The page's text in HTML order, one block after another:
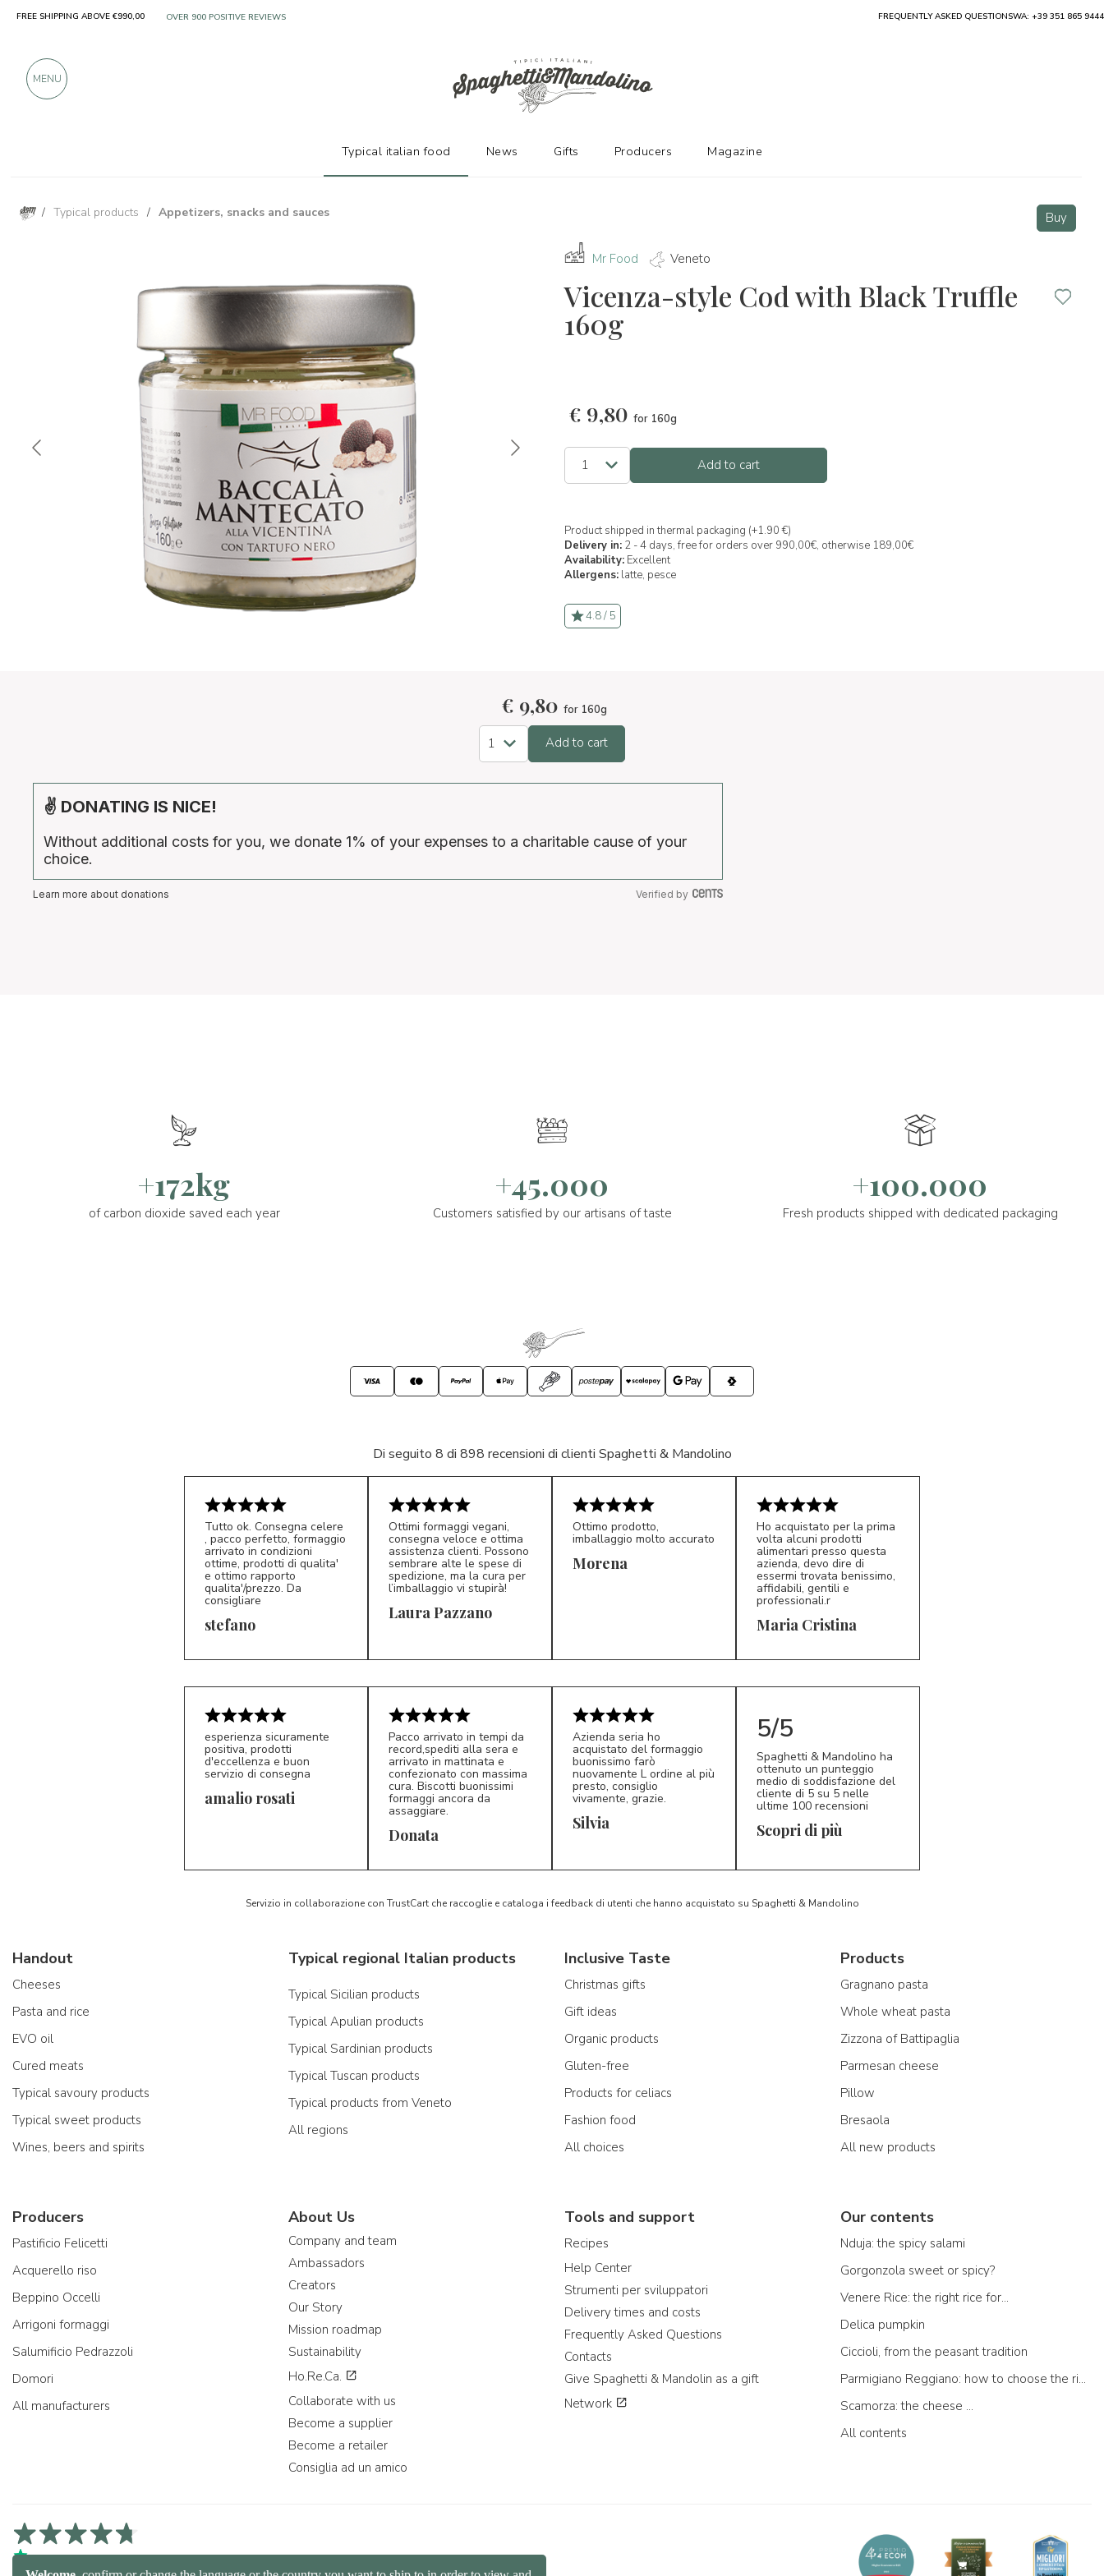
/ Typical products / Appetizers, snacks and sauces Buy
Mr Food Veneto
Vicenza-style Cod with Black Truffle
160g
€ 9,80 for 160g
Add to cart
Product shipped in thermal packaging (+1.90 €)
Delivery in: 2 - 4 days, free for orders over 990,00€, otherwise 189,00€
Availability: Excellent
Allergens: latte, pesce
4.8 / 5
€ 9,80 for 160g
Add to cart
✌ DONATING IS NICE!
Without additional costs for you, we donate 1% of your expenses to a charitable cause of your
choice.
Learn more about donations Verified by
+172kg
of carbon dioxide saved each year
+45.000
Customers satisfied by our artisans of taste
+100.000
Fresh products shipped with dedicated packaging
Di seguito 8 di 898 recensioni di clienti Spaghetti & Mandolino
S*
Tutto ok. Consegna celere
, pacco perfetto, formaggio
arrivato in condizioni
ottime, prodotti di qualita'
e ottimo rapporto
qualita'/prezzo. Da
consigliare
stefano LP 5/5
Ottimi formaggi vegani,
consegna veloce e ottima
assistenza clienti. Possono
sembrare alte le spese di
spedizione, ma la cura per
l’imballaggio vi stupirà!
Laura Pazzano
Ottimo prodotto,
imballaggio molto accurato
Morena
MC 5/5
Ho acquistato per la prima
volta alcuni prodotti
alimentari presso questa
azienda, devo dire di
essermi trovata benissimo,
affidabili, gentili e
professionali.r
Maria Cristina
esperienza sicuramente
positiva, prodotti
d'eccellenza e buon
servizio di consegna
amalio rosati
D*
Pacco arrivato in tempi da
record,spediti alla sera e
arrivato in mattinata e
confezionato con massima
cura. Biscotti buonissimi
formaggi ancora da
assaggiare.
Donata S*
Azienda seria ho
acquistato del formaggio
buonissimo farò
nuovamente L ordine al più
presto, consiglio
vivamente, grazie.
Silvia
5/5
Spaghetti & Mandolino ha
ottenuto un punteggio
medio di soddisfazione del
cliente di 5 su 5 nelle
ultime 100 recensioni
Scopri di più
Servizio in collaborazione con TrustCart che raccoglie e cataloga i feedback di utenti che hanno acquistato su Spaghetti & Mandolino
Handout
Cheeses
Pasta and rice
EVO oil
Cured meats
Typical savoury products
Typical sweet products
Wines, beers and spirits
Typical regional Italian products
Typical Sicilian products
Typical Apulian products
Typical Sardinian products
Typical Tuscan products
Typical products from Veneto
All regions
Inclusive Taste
Christmas gifts
Gift ideas
Organic products
Gluten-free
Products for celiacs
Fashion food
All choices
Products
Gragnano pasta
Whole wheat pasta
Zizzona of Battipaglia
Parmesan cheese
Pillow
Bresaola
All new products
Producers
Pastificio Felicetti
Acquerello riso
Beppino Occelli
Arrigoni formaggi
Salumificio Pedrazzoli
Domori
All manufacturers
About Us
Company and team
Ambassadors
Creators
Our Story
Mission roadmap
Sustainability
Ho.Re.Ca.
Collaborate with us
Become a supplier
Become a retailer
Consiglia ad un amico
Tools and support
Recipes
Help Center
Strumenti per sviluppatori
Delivery times and costs
Frequently Asked Questions
Contacts
Give Spaghetti & Mandolin as a gift
Network
Our contents
Nduja: the spicy salami
Gorgonzola sweet or spicy?
Venere Rice: the right rice for...
Delica pumpkin
Ciccioli, from the peasant tradition
Parmigiano Reggiano: how to choose the right one
Scamorza: the cheese ...
All contents
4,7/5 on Trustpilot
FREE SHIPPING ABOVE €990,00 ONLY PRODUCTS FROM EXCELLENT MANUFACTURERS FREQUENTLY ASKED QUESTIONSWA: +39 351 865 9444
MENU
Typical italian food News Gifts Producers Magazine